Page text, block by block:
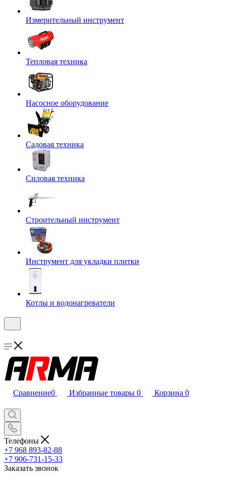
Измерительный инструмент
Тепловая техника
Насосное оборудование
Садовая техника
Силовая техника
Строительный инструмент
Инструмент для укладки плитки
Котлы и водонагреватели
Сравнение0 Избранные товары 0 Корзина 0
Телефоны
+7 968 893-82-88
+7 906-731-15-33
Заказать звонок